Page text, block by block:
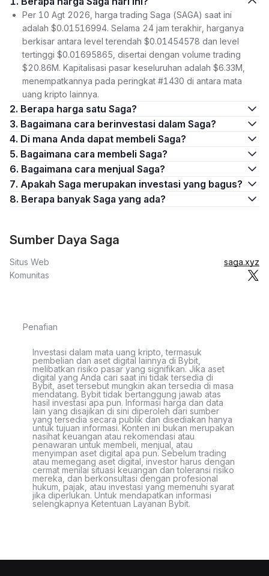
Per 10 Agt 2026, harga trading Saga (SAGA) saat ini
adalah $0.01516994. Selama 24 jam terakhir, harganya
berkisar antara level terendah $0.01454578 dan level
tertinggi $0.01695865, disertai dengan volume trading
$20.86M. Kapitalisasi pasar keseluruhan adalah $6.33M,
menempatkannya pada peringkat #1430 di antara mata
uang kripto lainnya.
2. Berapa harga satu Saga?
3. Bagaimana cara berinvestasi dalam Saga?
4. Di mana Anda dapat membeli Saga?
5. Bagaimana cara membeli Saga?
6. Bagaimana cara menjual Saga?
7. Apakah Saga merupakan investasi yang bagus?
8. Berapa banyak Saga yang ada?
Sumber Daya Saga
Situs Web
saga.xyz
Komunitas
Penafian
Investasi dalam mata uang kripto, termasuk
pembelian dan aset digital lainnya di Bybit,
melibatkan risiko pasar yang signifikan. Jika aset
digital yang Anda cari saat ini tidak tersedia di
Bybit, aset tersebut mungkin akan tersedia di masa
mendatang. Bybit tidak bertanggung jawab atas
hasil investasi apa pun. Informasi harga dan data
lain yang disajikan di sini diperoleh dari sumber
yang tersedia secara publik dan disediakan hanya
untuk tujuan informasi. Konten ini bukan merupakan
nasihat keuangan atau rekomendasi atau
penawaran untuk membeli, menjual, atau
menyimpan aset digital apa pun. Sebelum trading
atau memegang aset digital, investor harus dengan
cermat menilai situasi keuangan dan toleransi risiko
mereka, dan berkonsultasi dengan profesional
hukum, pajak, atau investasi yang memenuhi syarat
jika diperlukan. Untuk mendapatkan informasi
selengkapnya Ketentuan Layanan Bybit.